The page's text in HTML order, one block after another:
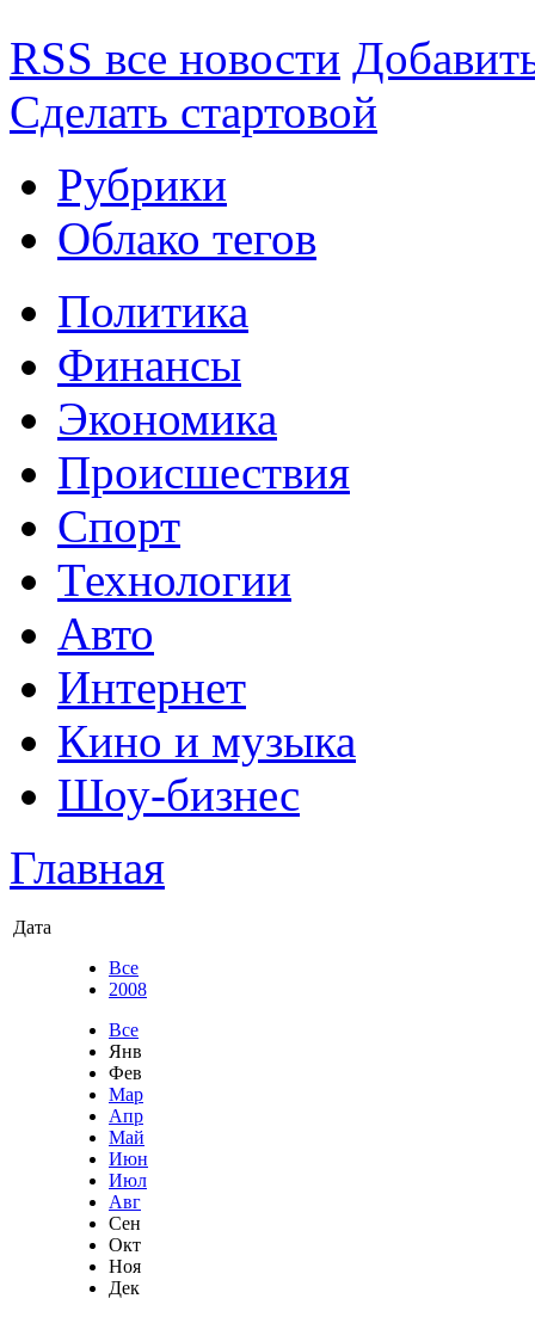
RSS все новости
Сделать стартовой
Рубрики
Облако тегов
Политика
Финансы
Экономика
Происшествия
Спорт
Технологии
Авто
Интернет
Кино и музыка
Шоу-бизнес
Главная
Дата
Все
2008
Все
Янв
Фев
Мар
Апр
Май
Июн
Июл
Авг
Сен
Окт
Ноя
Дек